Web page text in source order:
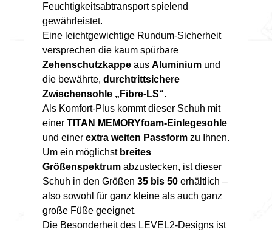
Feuchtigkeitsabtransport spielend
gewährleistet.
Eine leichtgewichtige Rundum-Sicherheit
versprechen die kaum spürbare
Zehenschutzkappe aus Aluminium und
die bewährte, durchtrittsichere
Zwischensohle „Fibre-LS“.
Als Komfort-Plus kommt dieser Schuh mit
einer TITAN MEMORYfoam-Einlegesohle
und einer extra weiten Passform zu Ihnen.
Um ein möglichst breites
Größenspektrum abzustecken, ist dieser
Schuh in den Größen 35 bis 50 erhältlich –
also sowohl für ganz kleine als auch ganz
große Füße geeignet.
Die Besonderheit des LEVEL2-Designs ist